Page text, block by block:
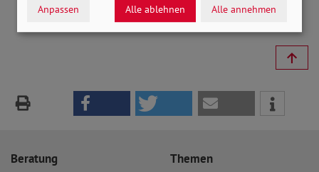
Beratung
Themen
Anpassen Alle ablehnen Alle annehmen